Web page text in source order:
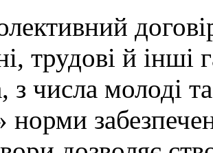
трудові й інші
з числа молоді
норми